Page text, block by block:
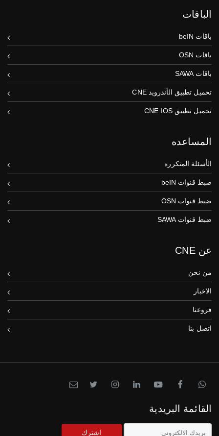
الباقات
باقات beIN
باقات OSN
باقات SAWA
تحميل تطبيق الأندرويد CNE
تحميل تطبيق CNE IOS
المساعده
الأسئلة المتكرره
ضبط قنوات beIN
ضبط قنوات OSN
ضبط قنوات SAWA
عن CNE
من نحن
الاخبار
فروعنا
اتصل بنا
القائمة البريدية